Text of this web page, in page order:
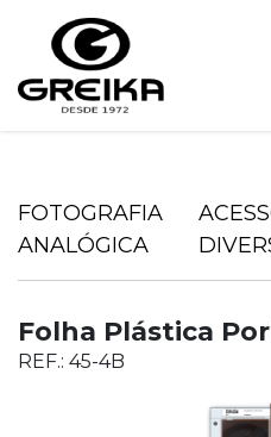
FOTOGRAFIA
ANALÓGICA
Folha Plástica
REF.: 45-4B